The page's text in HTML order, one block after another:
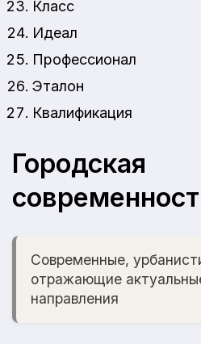
Класс
Идеал
Профессионал
Эталон
Квалификация
Городская
Современные,
отражающие
направления